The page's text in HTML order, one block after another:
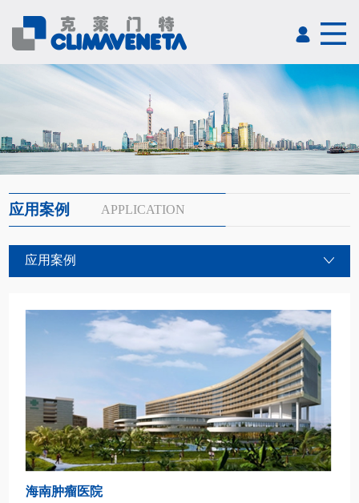
应用案例 APPLICATION
应用案例
海南肿瘤医院